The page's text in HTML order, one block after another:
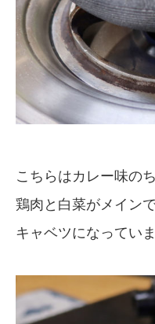
こちらはカレー味の
鶏肉と白菜がメイン
キャベツになっていま